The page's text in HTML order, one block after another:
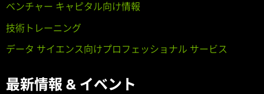
ベンチャー キャピタル向け情報
技術トレーニング
データ サイエンス向けプロフェッショナル サービス
最新情報 & イベント